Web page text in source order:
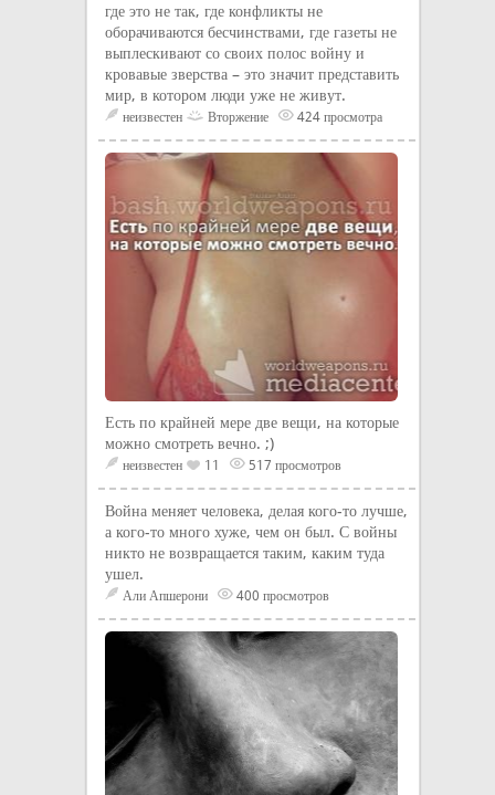
где это не так, где конфликты не
оборачиваются бесчинствами, где газеты не
выплескивают со своих полос войну и
кровавые зверства – это значит представить
мир, в котором люди уже не живут.
неизвестен Вторжение 424 просмотра
Есть по крайней мере две вещи, на которые
можно смотреть вечно. ;)
неизвестен 11 517 просмотров
Война меняет человека, делая кого-то лучше,
а кого-то много хуже, чем он был. С войны
никто не возвращается таким, каким туда
ушел.
Али Апшерони 400 просмотров